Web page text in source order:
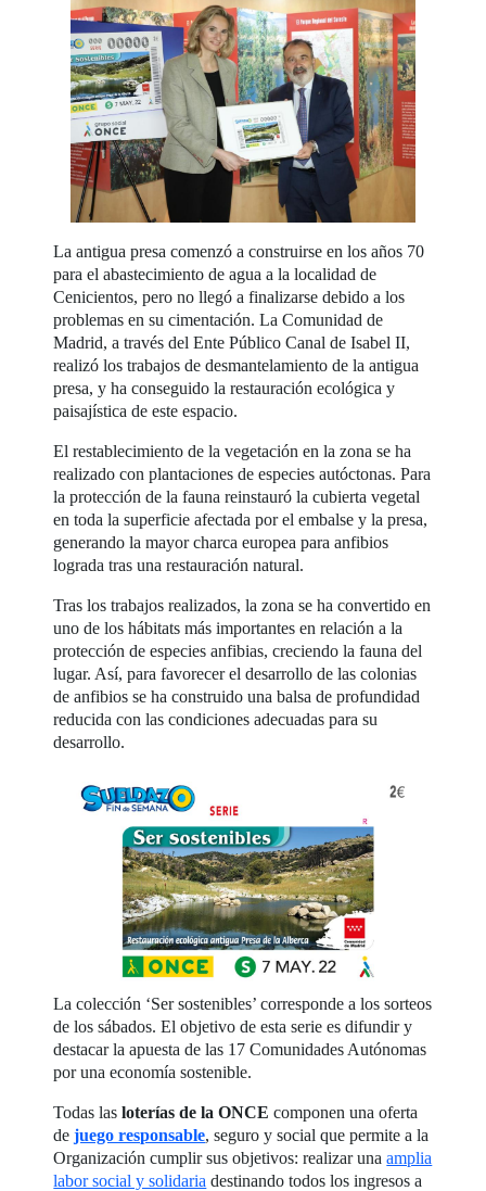
La antigua presa comenzó a construirse en los años 70
para el abastecimiento de agua a la localidad de
Cenicientos, pero no llegó a finalizarse debido a los
problemas en su cimentación. La Comunidad de
Madrid, a través del Ente Público Canal de Isabel II,
realizó los trabajos de desmantelamiento de la antigua
presa, y ha conseguido la restauración ecológica y
paisajística de este espacio.
El restablecimiento de la vegetación en la zona se ha
realizado con plantaciones de especies autóctonas. Para
la protección de la fauna reinstauró la cubierta vegetal
en toda la superficie afectada por el embalse y la presa,
generando la mayor charca europea para anfibios
lograda tras una restauración natural.
Tras los trabajos realizados, la zona se ha convertido en
uno de los hábitats más importantes en relación a la
protección de especies anfibias, creciendo la fauna del
lugar. Así, para favorecer el desarrollo de las colonias
de anfibios se ha construido una balsa de profundidad
reducida con las condiciones adecuadas para su
desarrollo.
La colección ‘Ser sostenibles’ corresponde a los sorteos
de los sábados. El objetivo de esta serie es difundir y
destacar la apuesta de las 17 Comunidades Autónomas
por una economía sostenible.
Todas lasloterías de la ONCE componen una oferta
dejuego responsable, seguro y social que permite a la
Organización cumplir sus objetivos: realizar unaamplia
labor social y solidaria destinando todos los ingresos a